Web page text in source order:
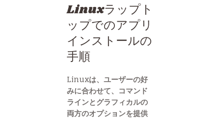
Linuxラップト
ップでのアプリ
インストールの
手順
Linuxは、ユーザーの好
みに合わせて、コマンド
ラインとグラフィカルの
両方のオプションを提供